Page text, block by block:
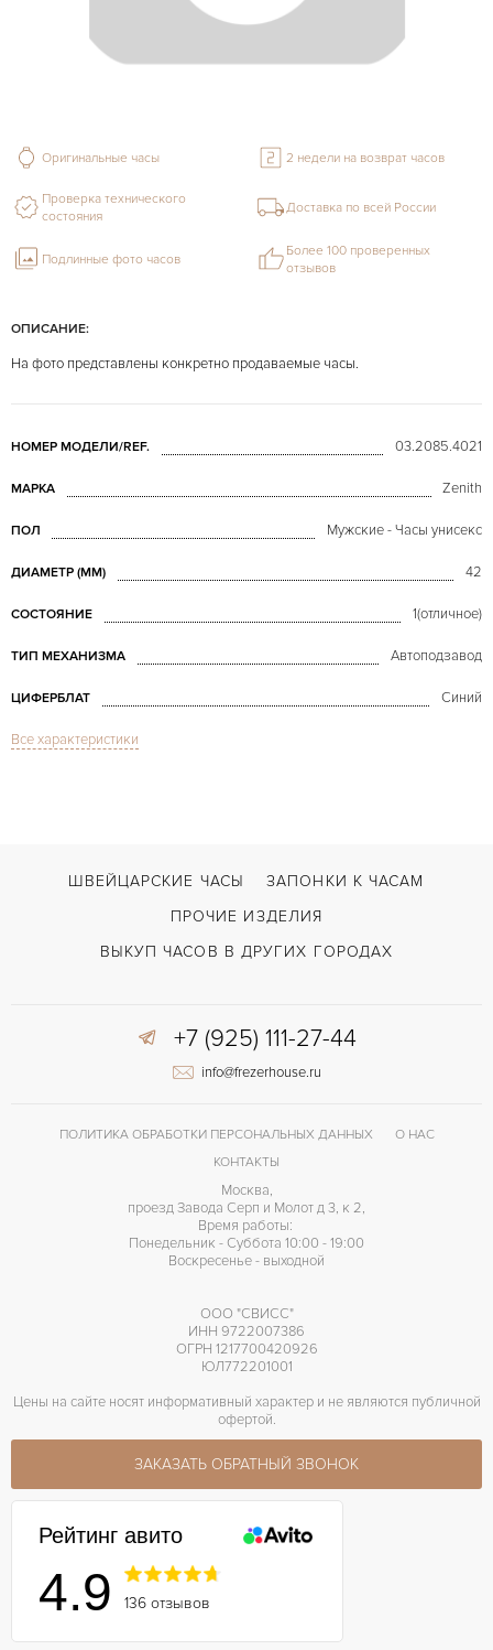
ОПИСАНИЕ:
На фото представлены конкретно продаваемые часы.
НОМЕР МОДЕЛИ/REF. 03.2085.4021
МАРКА Zenith
ПОЛ Мужские - Часы унисекс
ДИАМЕТР (MM) 42
СОСТОЯНИЕ 1(отличное)
ТИП МЕХАНИЗМА Автоподзавод
ЦИФЕРБЛАТ Синий
СТЕКЛО
ВОЗМОЖНОСТИ ДОСТАВКИ С документами, С футляром
ЦВЕТ БРАСЛЕТА
Все характеристики
Оригинальные часы 2 недели на возврат часов
Проверка технического
состояния
Доставка по всей России
Подлинные фото часов
Более 100 проверенных
отзывов
ШВЕЙЦАРСКИЕ ЧАСЫ
ЗАПОНКИ К ЧАСАМ
ПРОЧИЕ ИЗДЕЛИЯ
ВЫКУП ЧАСОВ В ДРУГИХ ГОРОДАХ
+7 (925) 111-27-44
info@frezerhouse.ru
ПОЛИТИКА ОБРАБОТКИ ПЕРСОНАЛЬНЫХ ДАННЫХ
О НАС
КОНТАКТЫ
Москва,
проезд Завода Серп и Молот д 3, к 2,
Время работы:
Понедельник - Суббота 10:00 - 19:00
Воскресенье - выходной
ООО "СВИСС"
ИНН 9722007386
ОГРН 1217700420926
ЮЛ772201001
Цены на сайте носят информативный характер и не являются публичной
офертой.
ЗАКАЗАТЬ ОБРАТНЫЙ ЗВОНОК
Рейтинг авито
4.9 136 отзывов